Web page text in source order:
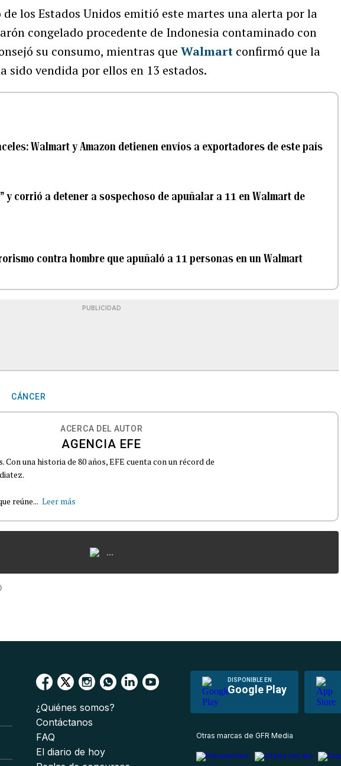
los Estados Unidos emitió este martes una alerta por la
congelado procedente de Indonesia contaminado con
su consumo, mientras queWalmart confirmó que la
sido vendida por ellos en 13 estados.
Walmart y Amazon detienen envíos a exportadores de este país
y corrió a detener a sospechoso de apuñalar a 11 en Walmart de
contra hombre que apuñaló a 11 personas en un Walmart
PUBLICIDAD
CÁNCER
ACERCA DEL AUTOR
AGENCIA EFE
Con una historia de 80 años, EFE cuenta con un récord de
reúne... Leer más
...
DISPONIBLE EN
Google Play
¿Quiénes somos?
Contáctanos
FAQ
El diario de hoy
Otras marcas de GFR Media